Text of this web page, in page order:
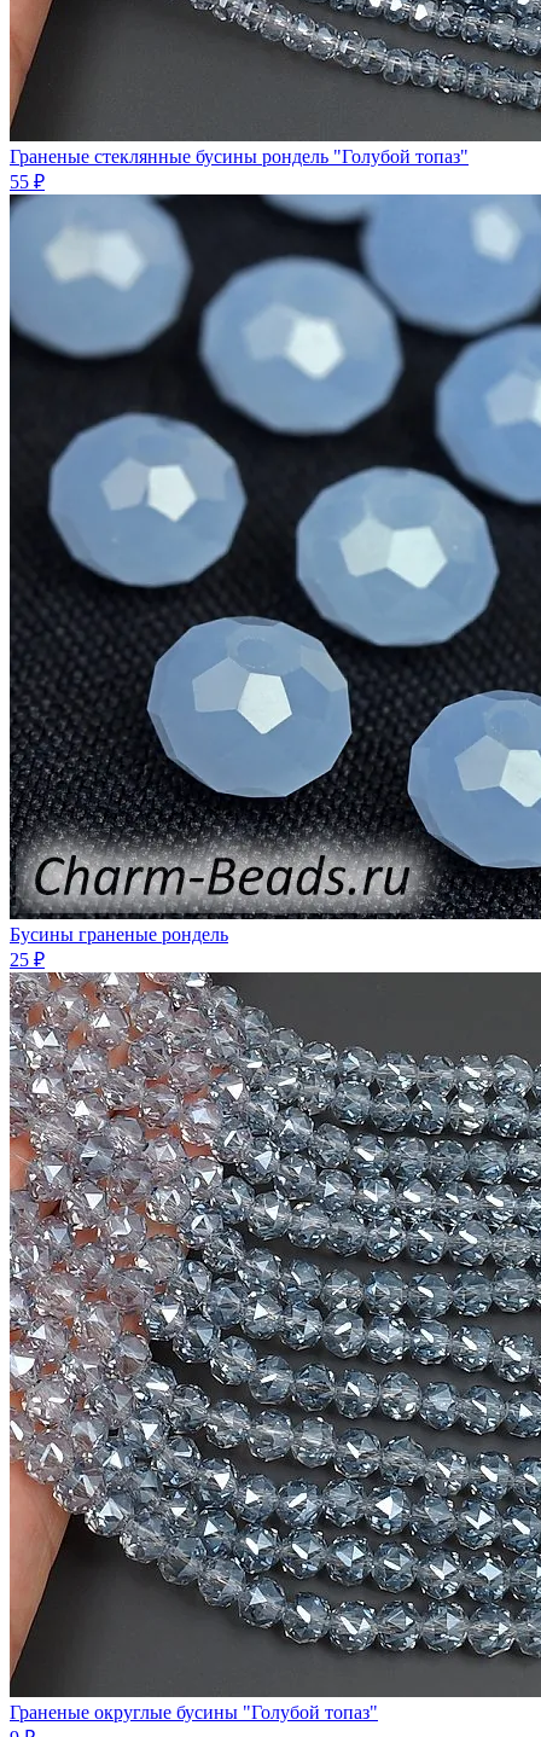
Граненые стеклянные бусины рондель "Голубой топаз"
55 ₽
Бусины граненые рондель
25 ₽
Граненые округлые бусины "Голубой топаз"